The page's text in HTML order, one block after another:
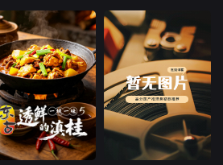
物种的身影也惊艳
亮相。全片满载震
撼壮观的影像画
面，记录了多项科
学界首次发现的动
物行为，堪称有史
以来制作规模最宏
大的野生动物纪录
片之一。
非遗传承，
本片深入探索智人
的悠久历史——揭
示人类如何成为地
球上最强大的动
物。大约30万年
前，智人出现在非
洲。如今，他们是
这个星球上仅存的
人类物种。这一切
拉迪卡·艾普特
印度影片《调音
师》改编自2010年
的同名法国高分悬
疑短片。故事讲述
了一直假装盲人的
钢琴调音师阿卡
什，在意外成为一
起凶杀案的唯一“目